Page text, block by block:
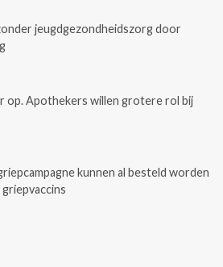
jeugdgezondheidszorg door
op. Apothekers willen grotere rol bij
kunnen al besteld worden